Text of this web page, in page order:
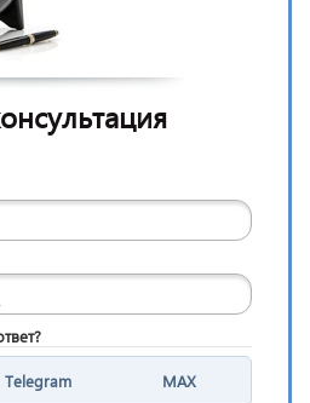
Telegram MAX